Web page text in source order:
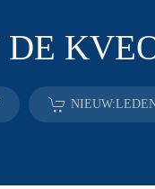
NIEUW: